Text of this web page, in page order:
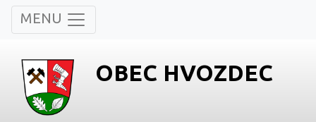
MENU
OBEC HVOZDEC